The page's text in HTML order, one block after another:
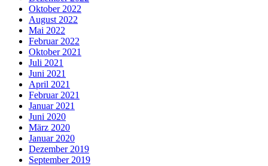
Oktober 2022
August 2022
Mai 2022
Februar 2022
Oktober 2021
Juli 2021
Juni 2021
April 2021
Februar 2021
Januar 2021
Juni 2020
März 2020
Januar 2020
Dezember 2019
September 2019